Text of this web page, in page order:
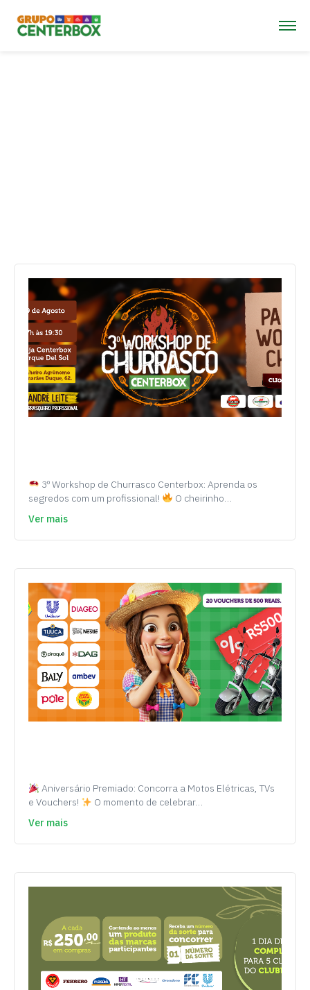
3º Workshop de Churrasco Centerbox: Aprenda os
segredos com um profissional!
O cheirinho…
Ver mais
Aniversário Premiado: Concorra a Motos Elétricas, TVs
e Vouchers!
O momento de celebrar…
Ver mais